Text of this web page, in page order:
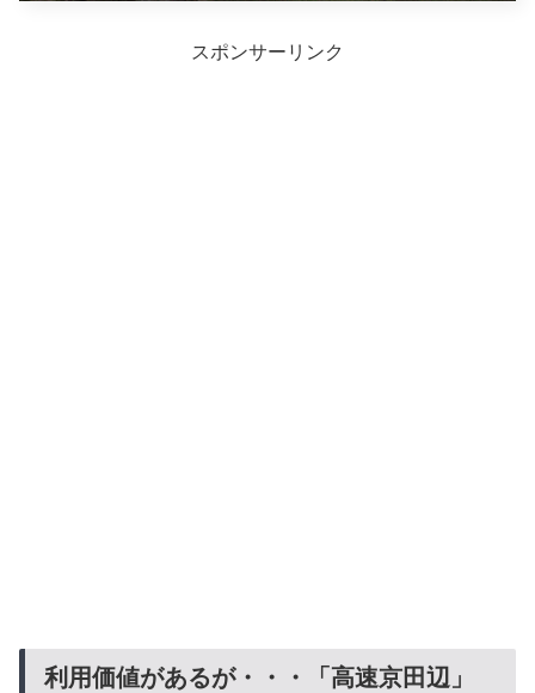
スポンサーリンク
利用価値があるが・・・「高速京田辺」